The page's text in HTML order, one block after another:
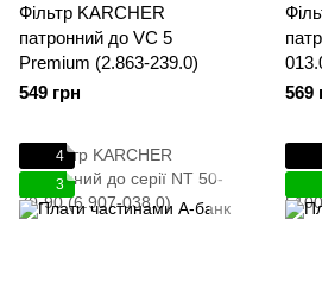
Фільтр KARCHER
патронний до VC 5
Premium (2.863-239.0)
549 грн
569
4
3